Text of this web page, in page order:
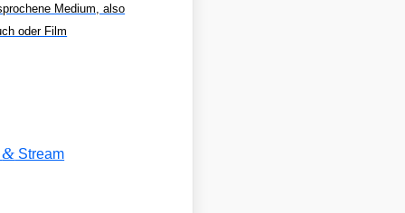
Medium, also
oder Film
& Stream